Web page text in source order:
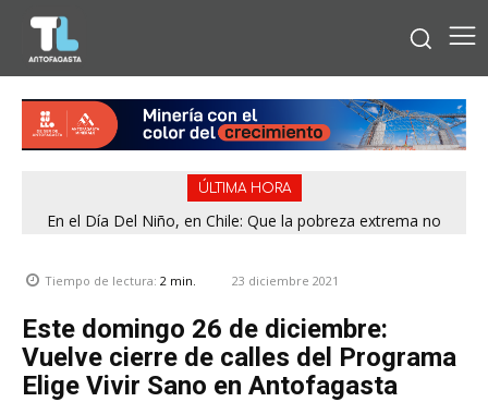
ÚLTIMA HORA
En el Día Del Niño, en Chile: Que la pobreza extrema no
Tiempo de lectura: 2 min. 23 diciembre 2021
Este domingo 26 de diciembre:
Vuelve cierre de calles del Programa
Elige Vivir Sano en Antofagasta